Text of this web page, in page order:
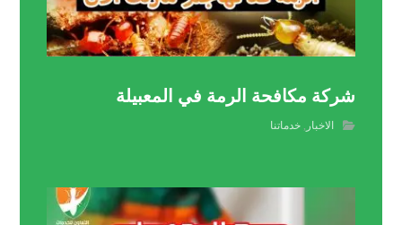
شركة مكافحة الرمة في المعبيلة
الاخبار ,خدماتنا